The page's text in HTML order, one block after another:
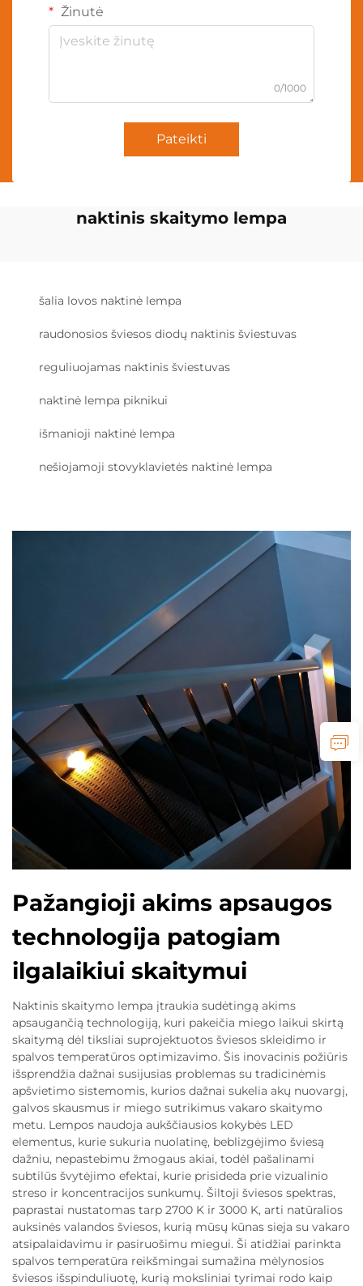
Žinutė
0/1000
Pateikti
naktinis skaitymo lempa
šalia lovos naktinė lempa
raudonosios šviesos diodų naktinis šviestuvas
reguliuojamas naktinis šviestuvas
naktinė lempa piknikui
išmanioji naktinė lempa
nešiojamoji stovyklavietės naktinė lempa
Pažangioji akims apsaugos
technologija patogiam
ilgalaikiui skaitymui
Naktinis skaitymo lempa įtraukia sudėtingą akims
apsaugančią technologiją, kuri pakeičia miego laikui skirtą
skaitymą dėl tiksliai suprojektuotos šviesos skleidimo ir
spalvos temperatūros optimizavimo. Šis inovacinis požiūris
išsprendžia dažnai susijusias problemas su tradicinėmis
apšvietimo sistemomis, kurios dažnai sukelia akų nuovargį,
galvos skausmus ir miego sutrikimus vakaro skaitymo
metu. Lempos naudoja aukščiausios kokybės LED
elementus, kurie sukuria nuolatinę, beblizgėjimo šviesą
dažniu, nepastebimu žmogaus akiai, todėl pašalinami
subtilūs švytėjimo efektai, kurie prisideda prie vizualinio
streso ir koncentracijos sunkumų. Šiltoji šviesos spektras,
paprastai nustatomas tarp 2700 K ir 3000 K, arti natūralios
auksinės valandos šviesos, kurią mūsų kūnas sieja su vakaro
atsipalaidavimu ir pasiruošimu miegui. Ši atidžiai parinkta
spalvos temperatūra reikšmingai sumažina mėlynosios
šviesos išspinduliuotę, kurią moksliniai tyrimai rodo kaip